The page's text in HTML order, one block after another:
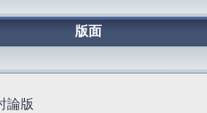
版面
論版